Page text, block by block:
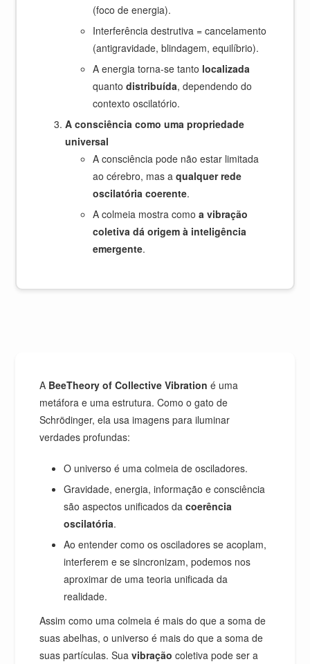
(foco de energia).
Interferência destrutiva = cancelamento
(antigravidade, blindagem, equilíbrio).
A energia torna-se tanto localizada
quantodistribuída, dependendo do
contexto oscilatório.
A consciência como uma propriedade
universal
A consciência pode não estar limitada
ao cérebro, mas aqualquer rede
oscilatória coerente.
A colmeia mostra comoa vibração
coletiva dá origem à inteligência
emergente.
A BeeTheory of Collective Vibration é uma
metáfora e uma estrutura. Como o gato de
Schrödinger, ela usa imagens para iluminar
verdades profundas:
O universo é uma colmeia de osciladores.
Gravidade, energia, informação e consciência
são aspectos unificados dacoerência
oscilatória.
Ao entender como os osciladores se acoplam,
interferem e se sincronizam, podemos nos
aproximar de uma teoria unificada da
realidade.
Assim como uma colmeia é mais do que a soma de
suas abelhas, o universo é mais do que a soma de
suas partículas. Suavibração coletiva pode ser a